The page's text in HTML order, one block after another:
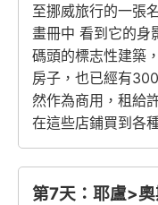
至挪威旅行的一張
畫冊中 看到它的身
碼頭的標志性建築
房子，也已經有
然作為商用，租給
在這些店鋪買到各
第7天：耶盧>